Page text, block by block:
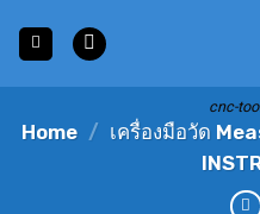
content
cnc-
Home / เครื่องมือวัด